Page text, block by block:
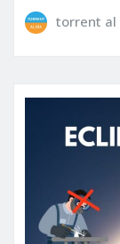
torrent al